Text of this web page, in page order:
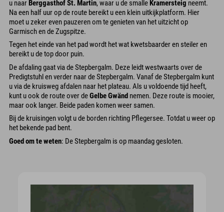
u naarBerggasthof St. Martin, waar u de smalleKramersteig neemt.
Na een half uur op de route bereikt u een klein uitkijkplatform. Hier
moet u zeker even pauzeren om te genieten van het uitzicht op
Garmisch en de Zugspitze.
Tegen het einde van het pad wordt het wat kwetsbaarder en steiler en
bereikt u de top door puin.
De afdaling gaat via de Stepbergalm. Deze leidt westwaarts over de
Predigtstuhl en verder naar de Stepbergalm. Vanaf de Stepbergalm kunt
u via de kruisweg afdalen naar het plateau. Als u voldoende tijd heeft,
kunt u ook de route over deGelbe Gwänd nemen. Deze route is mooier,
maar ook langer. Beide paden komen weer samen.
Bij de kruisingen volgt u de borden richting Pflegersee. Totdat u weer op
het bekende pad bent.
Goed om te weten: De Stepbergalm is op maandag gesloten.